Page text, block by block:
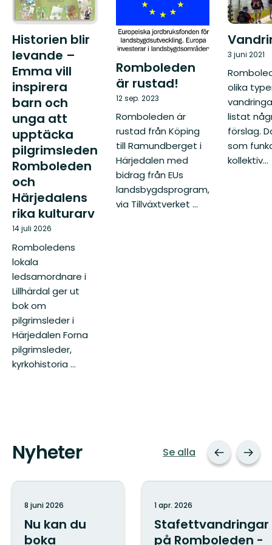
Historien blir
levande –
Emma vill
inspirera
barn och
unga att
upptäcka
pilgrimsleden
Romboleden
och
Härjedalens
rika kulturarv
14 juli 2026
Romboledens
lokala
ledsamordnare i
Lillhärdal ger ut
bok om
pilgrimsleder i
Härjedalen Forna
pilgrimsleder,
kyrkohistoria ...
Romboleden
är rustad!
12 sep. 2023
Romboleden är
rustad från Köping
till Ramundberget i
Härjedalen med
bidrag från EUs
landsbygdsprogram,
via Tillväxtverket ...
3 juni 2021
olika
listat
förslag.
som
kollektiv...
Nyheter Se alla
Nu kan du
boka
8 juni 2026
Stafettvandringar
på Romboleden -
1 apr. 2026